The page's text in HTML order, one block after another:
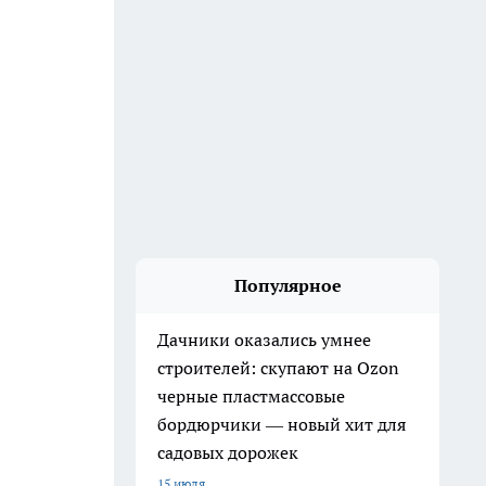
Популярное
Дачники оказались умнее
строителей: скупают на Ozon
черные пластмассовые
бордюрчики — новый хит для
садовых дорожек